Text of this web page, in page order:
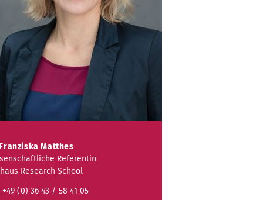
Matthes
Referentin
Research School
+49 (0) 36 43 / 58 41 05